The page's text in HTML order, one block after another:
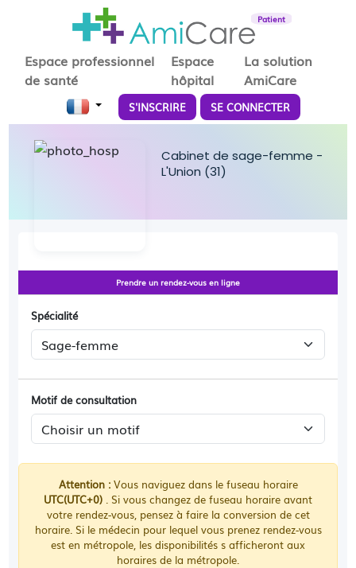
Patient
Espace professionnel
de santé
Espace
hôpital
La solution
AmiCare
S'INSCRIRE SE CONNECTER
Cabinet de sage-femme -
L'Union (31)
Prendre un rendez-vous en ligne
Spécialité
Motif de consultation
Attention :Vous naviguez dans le fuseau horaire
UTC(UTC+0) . Si vous changez de fuseau horaire avant
votre rendez-vous, pensez à faire la conversion de cet
horaire. Si le médecin pour lequel vous prenez rendez-vous
est en métropole, les disponibilités s afficheront aux
horaires de la métropole.